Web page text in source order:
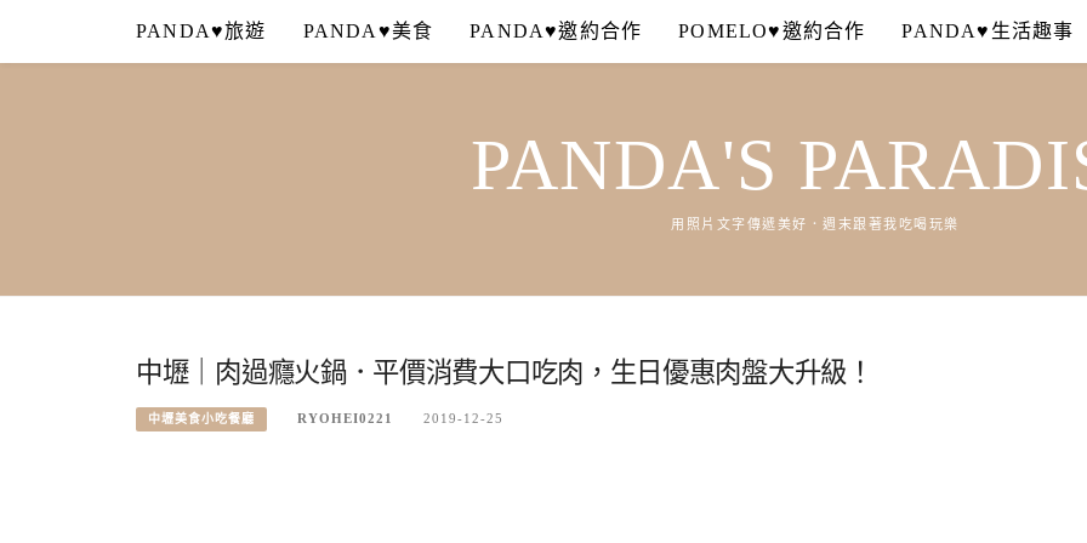
content
PANDA♥旅遊 PANDA♥美食 PANDA♥邀約合作 POMELO♥邀約合作 PANDA♥生活趣事
PANDA'S
用照片文字傳遞美好．週末跟著我吃喝玩樂
中壢｜肉過癮火鍋．平價消費大口吃肉，生日優惠肉盤大升級！
中壢美食小吃餐廳 RYOHEI0221 2019-12-25